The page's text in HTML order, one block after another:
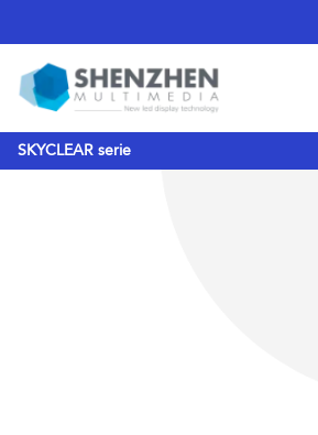
SKYCLEAR serie